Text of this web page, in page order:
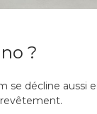
?
se décline aussi
revêtement.